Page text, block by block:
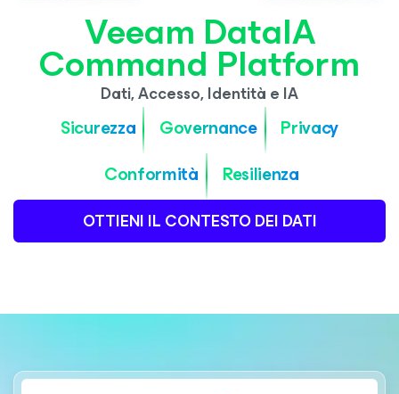
Veeam DataIA
Command Platform
Dati, Accesso, Identità e IA
Sicurezza Governance
Privacy
Conformità
Resilienza
OTTIENI IL CONTESTO DEI DATI